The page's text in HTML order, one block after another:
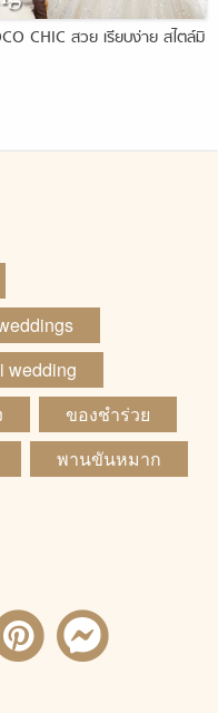
CHIC สวย เรียบง่าย สไตล์มิ
wedding
ของชำร่วย
พานขันหมาก